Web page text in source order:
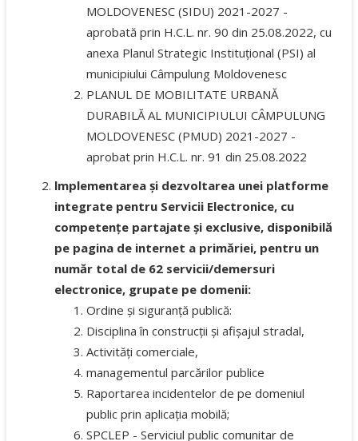
MOLDOVENESC (SIDU) 2021-2027 -
aprobată prin H.C.L. nr. 90 din 25.08.2022, cu
anexa Planul Strategic Instituțional (PSI) al
municipiului Câmpulung Moldovenesc
PLANUL DE MOBILITATE URBANĂ
DURABILĂ AL MUNICIPIULUI CÂMPULUNG
MOLDOVENESC (PMUD) 2021-2027 -
aprobat prin H.C.L. nr. 91 din 25.08.2022
lmplementarea și dezvoltarea unei platforme
integrate pentru Servicii Electronice, cu
competențe partajate și exclusive, disponibilă
pe pagina de internet a primăriei, pentru un
număr total de 62 servicii/demersuri
electronice, grupate pe domenii:
Ordine și siguranță publică:
Disciplina în construcții și afișajul stradal,
Activități comerciale,
managementul parcărilor publice
Raportarea incidentelor de pe domeniul
public prin aplicația mobilă;
SPCLEP - Serviciul public comunitar de